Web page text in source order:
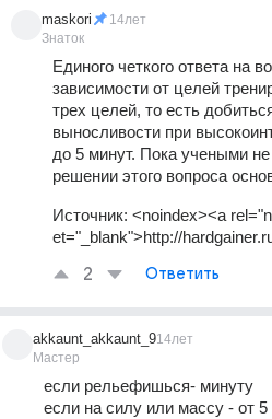
maskori
Знаток
14лет
Единого четкого ответа на
зависимости от целей
трех целей, то есть
выносливости при
до 5 минут. Пока учеными
решении этого вопроса
Источник: <noindex><a
et="_blank">http://
2 Ответить
akkaunt_akkaunt_9
Мастер
14лет
если рельефишься- минуту
если на силу или массу - от